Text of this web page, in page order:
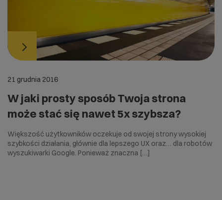
21 grudnia 2016
W jaki prosty sposób Twoja strona
może stać się nawet 5x szybsza?
Większość użytkowników oczekuje od swojej strony wysokiej
szybkości działania, głównie dla lepszego UX oraz… dla robotów
wyszukiwarki Google. Ponieważ znaczna […]